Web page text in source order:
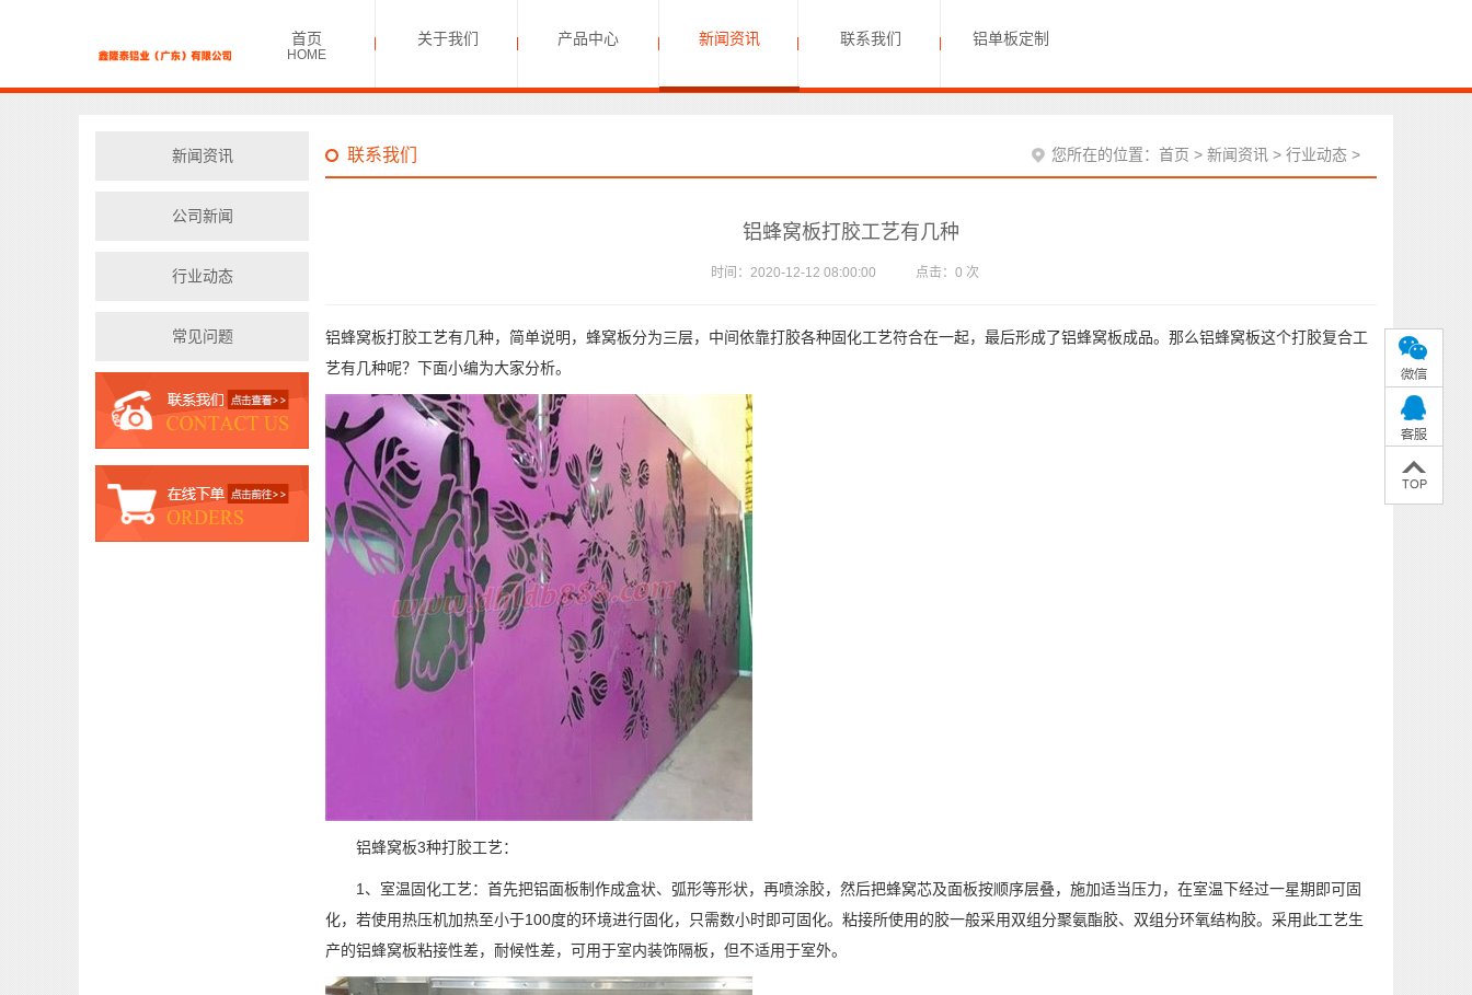
首页
HOME
关于我们 产品中心 新闻资讯 联系我们 铝单板定制
新闻资讯
公司新闻
行业动态
常见问题
联系我们 您所在的位置： 首页 > 新闻资讯 > 行业动态 >
铝蜂窝板打胶工艺有几种
时间：2020-12-12 08:00:00 点击： 0 次
铝蜂窝板打胶工艺有几种，简单说明，蜂窝板分为三层，中间依靠打胶各种固化工艺符合在一起，最后形成了铝蜂窝板成品。那么铝蜂窝板这个打胶复合工
艺有几种呢？下面小编为大家分析。
铝蜂窝板3种打胶工艺：
1、室温固化工艺：首先把铝面板制作成盒状、弧形等形状，再喷涂胶，然后把蜂窝芯及面板按顺序层叠，施加适当压力，在室温下经过一星期即可固
化，若使用热压机加热至小于100度的环境进行固化，只需数小时即可固化。粘接所使用的胶一般采用双组分聚氨酯胶、双组分环氧结构胶。采用此工艺生
产的铝蜂窝板粘接性差，耐候性差，可用于室内装饰隔板，但不适用于室外。